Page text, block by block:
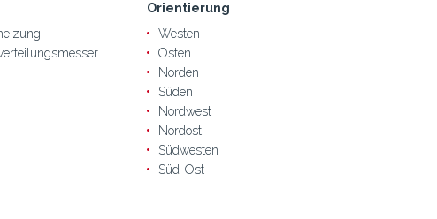
Orientierung
Westen
Osten
Norden
Süden
Nordwest
Nordost
Südwesten
Süd-Ost